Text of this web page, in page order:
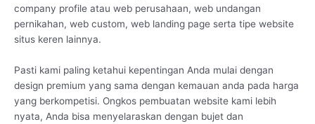
company profile atau web perusahaan, web undangan
pernikahan, web custom, web landing page serta tipe website
situs keren lainnya.
Pasti kami paling ketahui kepentingan Anda mulai dengan
design premium yang sama dengan kemauan anda pada harga
yang berkompetisi. Ongkos pembuatan website kami lebih
nyata, Anda bisa menyelaraskan dengan bujet dan